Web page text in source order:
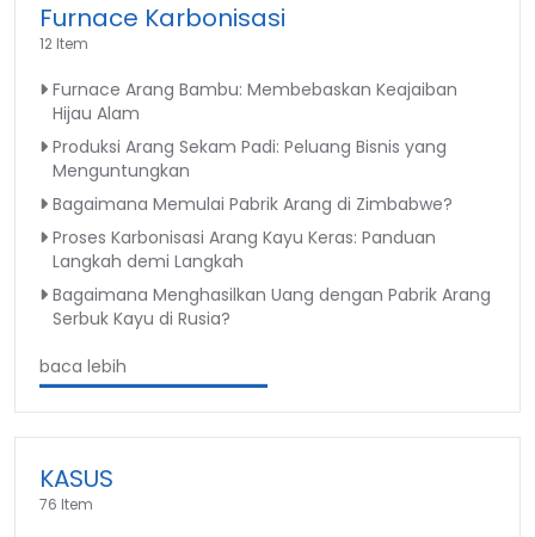
Furnace Karbonisasi
12 Item
Furnace Arang Bambu: Membebaskan Keajaiban
Hijau Alam
Produksi Arang Sekam Padi: Peluang Bisnis yang
Menguntungkan
Bagaimana Memulai Pabrik Arang di Zimbabwe?
Proses Karbonisasi Arang Kayu Keras: Panduan
Langkah demi Langkah
Bagaimana Menghasilkan Uang dengan Pabrik Arang
Serbuk Kayu di Rusia?
baca lebih
KASUS
76 Item